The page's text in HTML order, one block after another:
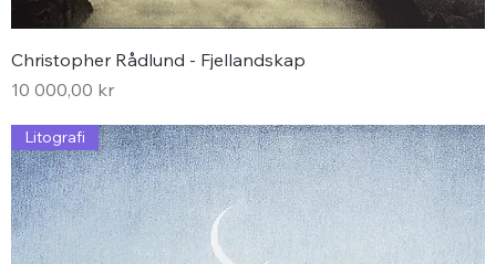
Christopher Rådlund - Fjellandskap
Pris
10 000,00 kr
Litografi